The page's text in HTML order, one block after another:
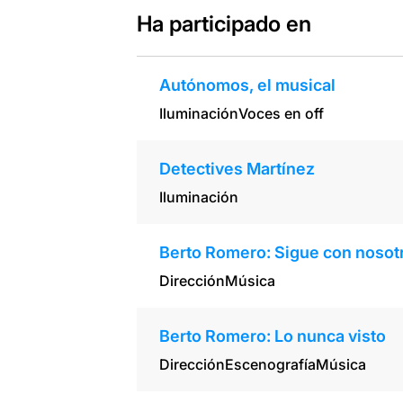
Ha participado en
Autónomos, el musical
IluminaciónVoces en off
Detectives Martínez
Iluminación
Berto Romero: Sigue con
DirecciónMúsica
Berto Romero: Lo nunca visto
DirecciónEscenografíaMúsica